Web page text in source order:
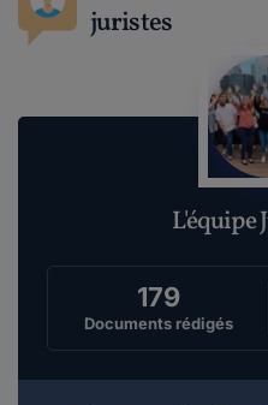
juristes
L'équipe
179
Documents rédigés